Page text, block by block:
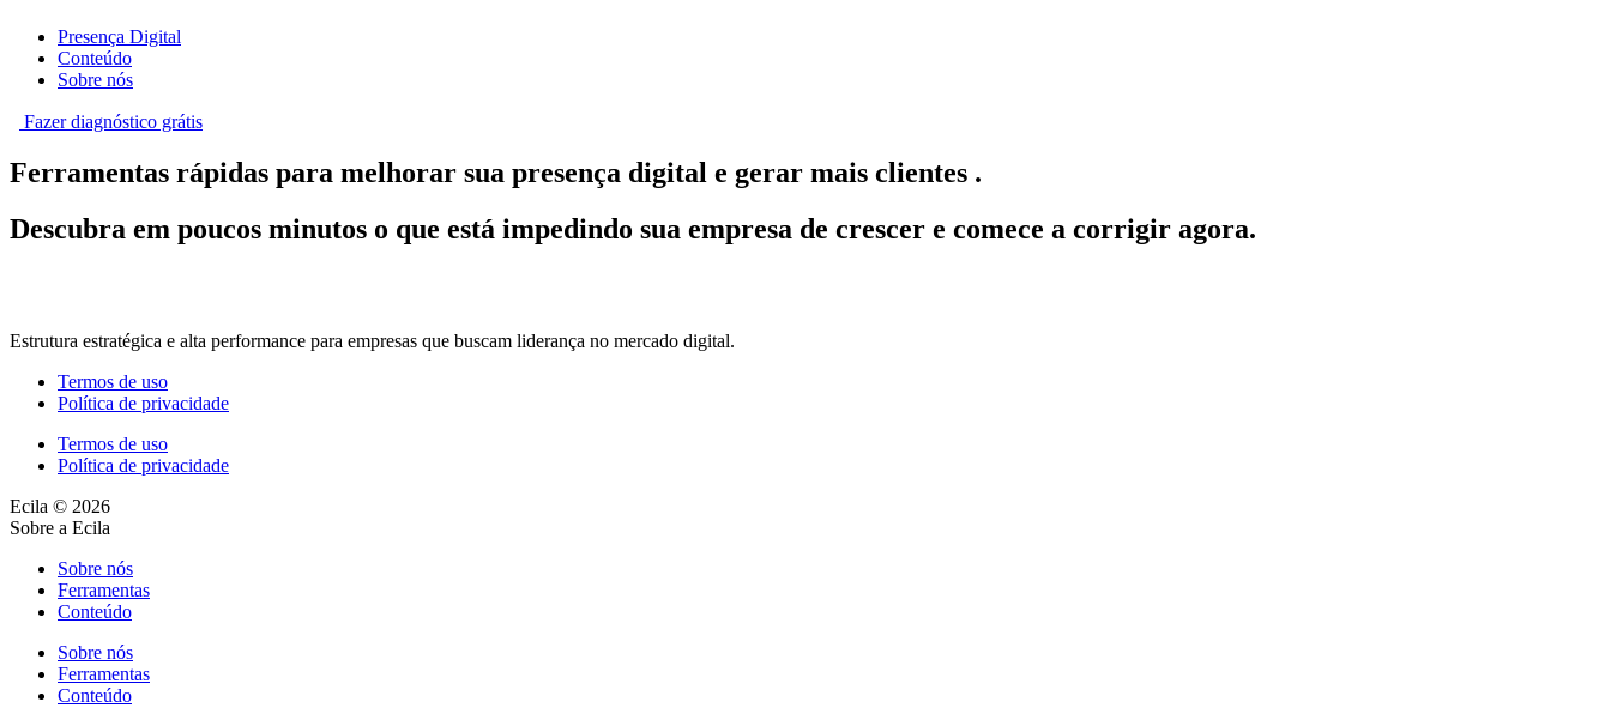
Presença Digital
Conteúdo
Sobre nós
Fazer diagnóstico grátis
Ferramentas rápidas para melhorar sua presença digital e gerar mais clientes .
Descubra em poucos minutos o que está impedindo sua empresa de crescer e comece a corrigir agora.
Estrutura estratégica e alta performance para empresas que buscam liderança no mercado digital.
Termos de uso
Política de privacidade
Termos de uso
Política de privacidade
Ecila © 2026
Sobre a Ecila
Sobre nós
Ferramentas
Conteúdo
Sobre nós
Ferramentas
Conteúdo